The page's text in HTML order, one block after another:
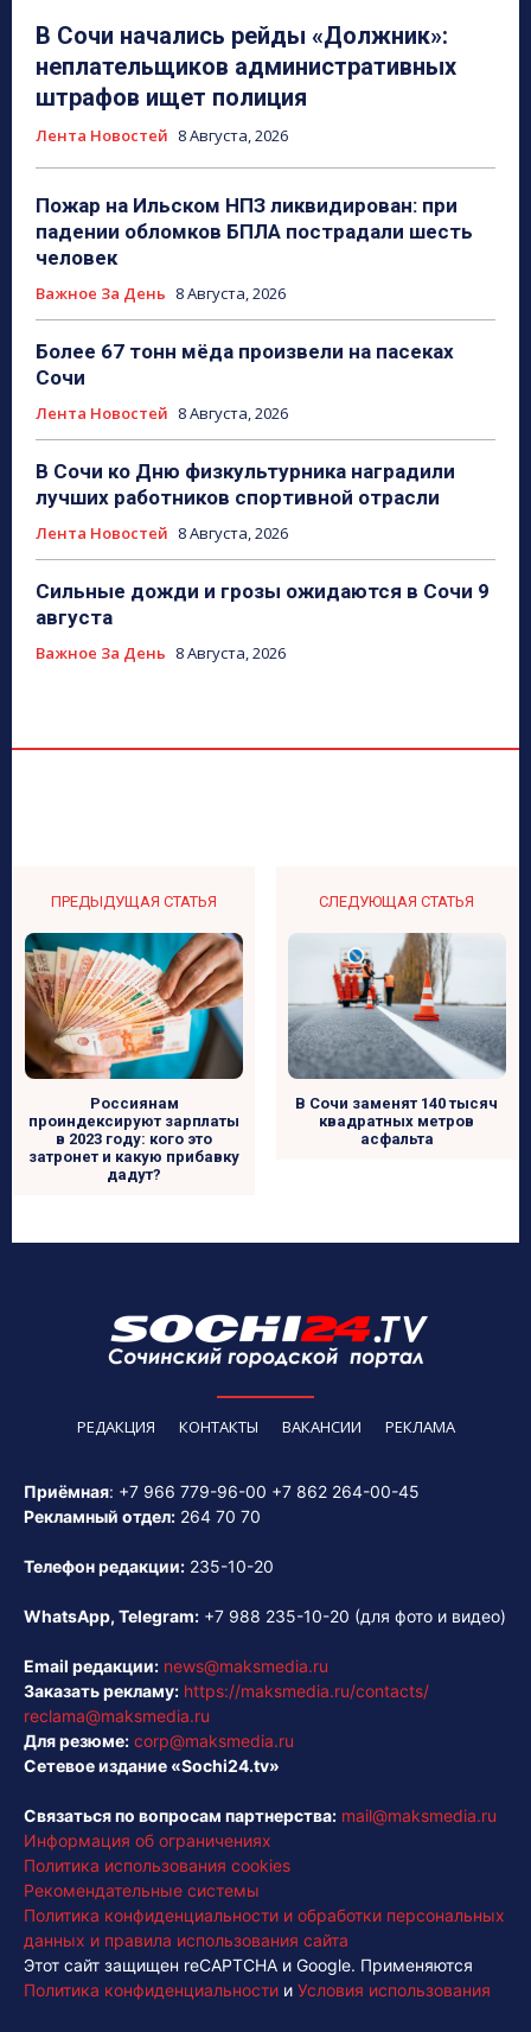
В Сочи начались рейды «Должник»:
неплательщиков административных
штрафов ищет полиция
Лента Новостей 8 Августа, 2026
Пожар на Ильском НПЗ ликвидирован: при
падении обломков БПЛА пострадали шесть
человек
Важное За День 8 Августа, 2026
Более 67 тонн мёда произвели на пасеках
Сочи
Лента Новостей 8 Августа, 2026
В Сочи ко Дню физкультурника наградили
лучших работников спортивной отрасли
Лента Новостей 8 Августа, 2026
Сильные дожди и грозы ожидаются в Сочи 9
августа
Важное За День 8 Августа, 2026
ПРЕДЫДУЩАЯ СТАТЬЯ
Россиянам
проиндексируют зарплаты
в 2023 году: кого это
затронет и какую прибавку
дадут?
СЛЕДУЮЩАЯ СТАТЬЯ
В Сочи заменят 140 тысяч
квадратных метров
асфальта
РЕДАКЦИЯ КОНТАКТЫ ВАКАНСИИ РЕКЛАМА
Приёмная: +7 966 779-96-00 +7 862 264-00-45
Рекламный отдел: 264 70 70
Телефон редакции: 235-10-20
WhatsApp, Telegram: +7 988 235-10-20 (для фото и видео)
Email редакции: news@maksmedia.ru
Заказать рекламу: https://maksmedia.ru/contacts/
reclama@maksmedia.ru
Для резюме: corp@maksmedia.ru
Сетевое издание «Sochi24.tv»
Связаться по вопросам партнерства: mail@maksmedia.ru
Информация об ограничениях
Политика использования cookies
Рекомендательные системы
Политика конфиденциальности и обработки персональных
данных и правила использования сайта
Этот сайт защищен reCAPTCHA и Google. Применяются
Политика конфиденциальности и Условия использования